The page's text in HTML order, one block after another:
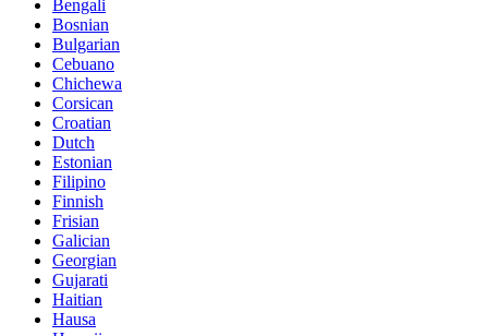
Bengali
Bosnian
Bulgarian
Cebuano
Chichewa
Corsican
Croatian
Dutch
Estonian
Filipino
Finnish
Frisian
Galician
Georgian
Gujarati
Haitian
Hausa